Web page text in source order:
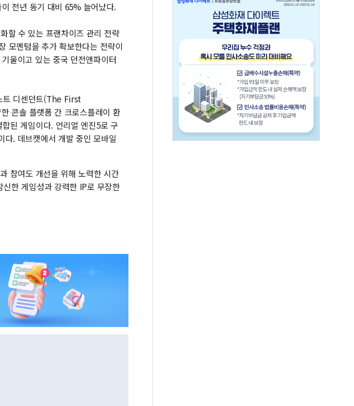
전년 동기 대비 65% 늘어났다.
할 수 있는 프랜차이즈 관리 전략
모멘텀을 추가 확보한다는 전략이
울이고 있는 중국 던전앤파이터
트 디센던트(The First
콘솔 플랫폼 간 크로스플레이 환
된 게임이다. 언리얼 엔진5로 구
다. 데브캣에서 개발 중인 모바일
참여도 개선을 위해 노력한 시간
한 게임성과 강력한 IP로 무장한